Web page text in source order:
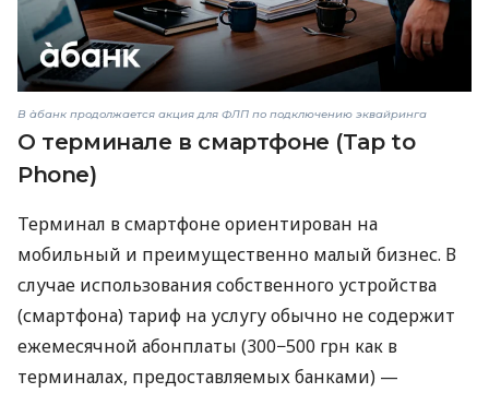
В àбанк продолжается акция для ФЛП по подключению эквайринга
О терминале в смартфоне (Tap to
Phone)
Терминал в смартфоне ориентирован на
мобильный и преимущественно малый бизнес. В
случае использования собственного устройства
(смартфона) тариф на услугу обычно не содержит
ежемесячной абонплаты (300−500 грн как в
терминалах, предоставляемых банками) —